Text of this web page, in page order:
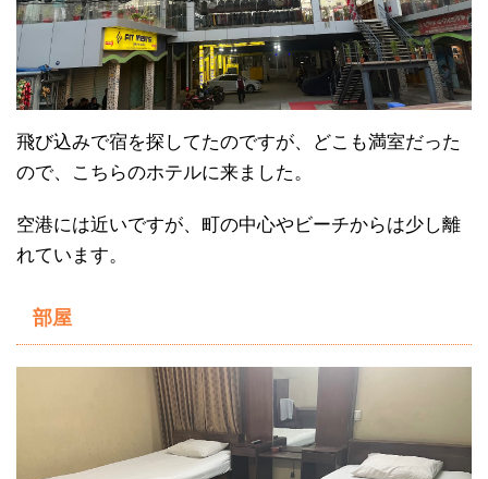
飛び込みで宿を探してたのですが、どこも満室だった
ので、こちらのホテルに来ました。
空港には近いですが、町の中心やビーチからは少し離
れています。
部屋